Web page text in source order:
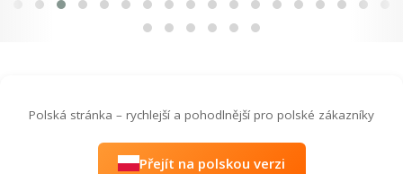
Polská stránka – rychlejší a pohodlnější pro polské zákazníky
Přejít na polskou verzi